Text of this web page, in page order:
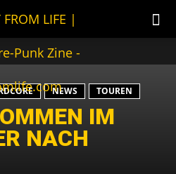
NEWS TOUREN
IM
NACH